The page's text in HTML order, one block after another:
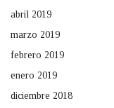
abril 2019
marzo 2019
febrero 2019
enero 2019
diciembre 2018